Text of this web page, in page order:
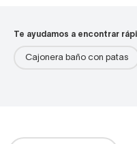
Te ayudamos a encontrar
Cajonera baño con patas